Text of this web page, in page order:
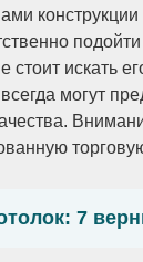
стоит искать
могут
7